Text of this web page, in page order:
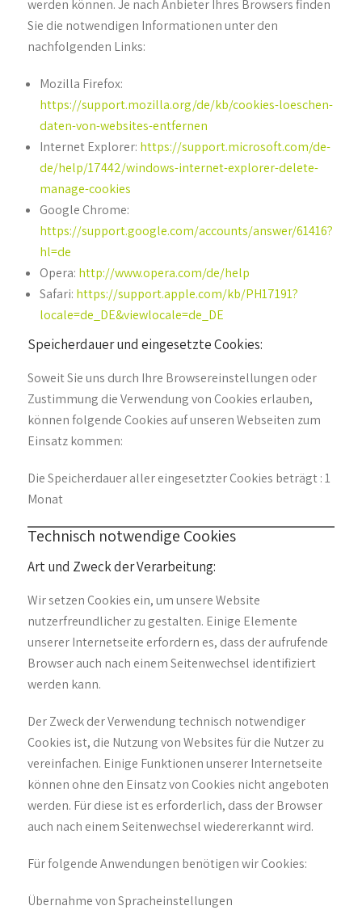
werden können. Je nach Anbieter Ihres Browsers finden
Sie die notwendigen Informationen unter den
nachfolgenden Links:
Mozilla Firefox:
https://support.mozilla.org/de/kb/cookies-loeschen-
daten-von-websites-entfernen
Internet Explorer: https://support.microsoft.com/de-
de/help/17442/windows-internet-explorer-delete-
manage-cookies
Google Chrome:
https://support.google.com/accounts/answer/61416?
hl=de
Opera: http://www.opera.com/de/help
Safari: https://support.apple.com/kb/PH17191?
locale=de_DE&viewlocale=de_DE
Speicherdauer und eingesetzte Cookies:
Soweit Sie uns durch Ihre Browsereinstellungen oder
Zustimmung die Verwendung von Cookies erlauben,
können folgende Cookies auf unseren Webseiten zum
Einsatz kommen:
Die Speicherdauer aller eingesetzter Cookies beträgt : 1
Monat
Technisch notwendige Cookies
Art und Zweck der Verarbeitung:
Wir setzen Cookies ein, um unsere Website
nutzerfreundlicher zu gestalten. Einige Elemente
unserer Internetseite erfordern es, dass der aufrufende
Browser auch nach einem Seitenwechsel identifiziert
werden kann.
Der Zweck der Verwendung technisch notwendiger
Cookies ist, die Nutzung von Websites für die Nutzer zu
vereinfachen. Einige Funktionen unserer Internetseite
können ohne den Einsatz von Cookies nicht angeboten
werden. Für diese ist es erforderlich, dass der Browser
auch nach einem Seitenwechsel wiedererkannt wird.
Für folgende Anwendungen benötigen wir Cookies:
Übernahme von Spracheinstellungen